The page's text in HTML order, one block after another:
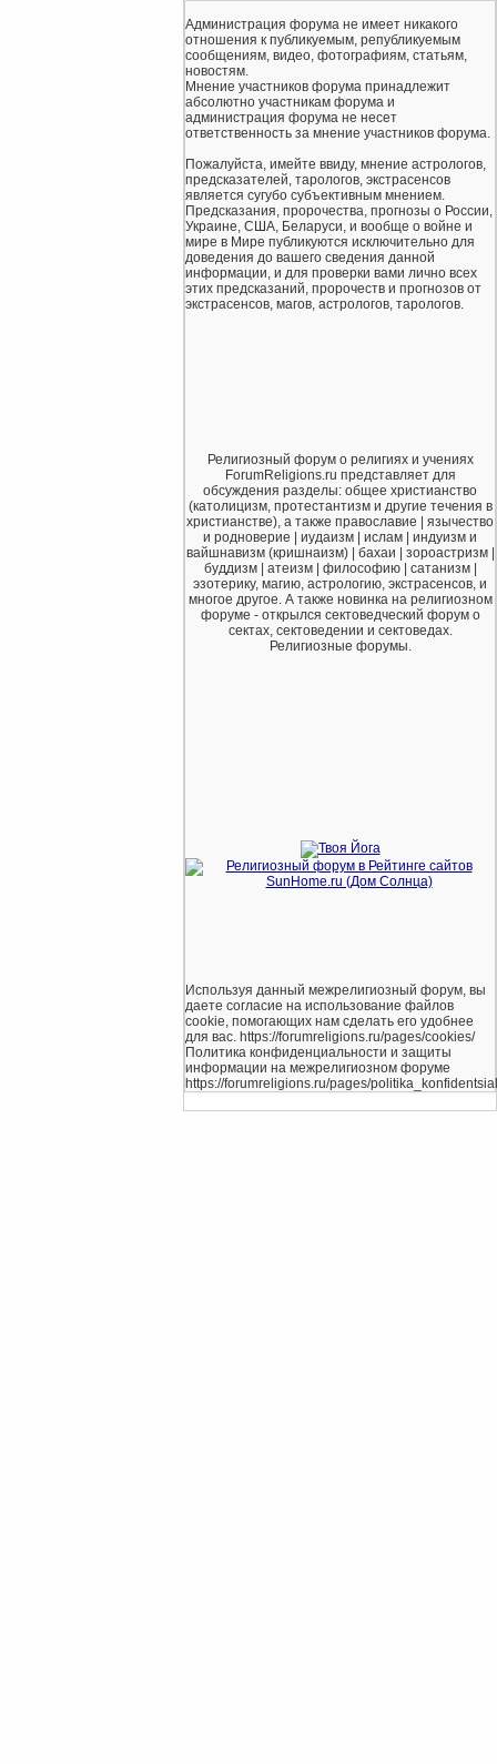
Администрация форума не имеет никакого
отношения к публикуемым, републикуемым
сообщениям, видео, фотографиям, статьям,
новостям.
Мнение участников форума принадлежит
абсолютно участникам форума и
администрация форума не несет
ответственность за мнение участников форума.
Пожалуйста, имейте ввиду, мнение астрологов,
предсказателей, тарологов, экстрасенсов
является сугубо субъективным мнением.
Предсказания, пророчества, прогнозы о России,
Украине, США, Беларуси, и вообще о войне и
мире в Мире публикуются исключительно для
доведения до вашего сведения данной
информации, и для проверки вами лично всех
этих предсказаний, пророчеств и прогнозов от
экстрасенсов, магов, астрологов, тарологов.
Религиозный форум о религиях и учениях
ForumReligions.ru представляет для
обсуждения разделы: общее христианство
(католицизм, протестантизм и другие течения в
христианстве), а также православие | язычество
и родноверие | иудаизм | ислам | индуизм и
вайшнавизм (кришнаизм) | бахаи | зороастризм |
буддизм | атеизм | философию | сатанизм |
эзотерику, магию, астрологию, экстрасенсов, и
многое другое. А также новинка на религиозном
форуме - открылся сектоведческий форум о
сектах, сектоведении и сектоведах.
Религиозные форумы.
Используя данный межрелигиозный форум, вы
даете согласие на использование файлов
cookie, помогающих нам сделать его удобнее
для вас. https://forumreligions.ru/pages/cookies/
Политика конфиденциальности и защиты
информации на межрелигиозном форуме
https://forumreligions.ru/pages/